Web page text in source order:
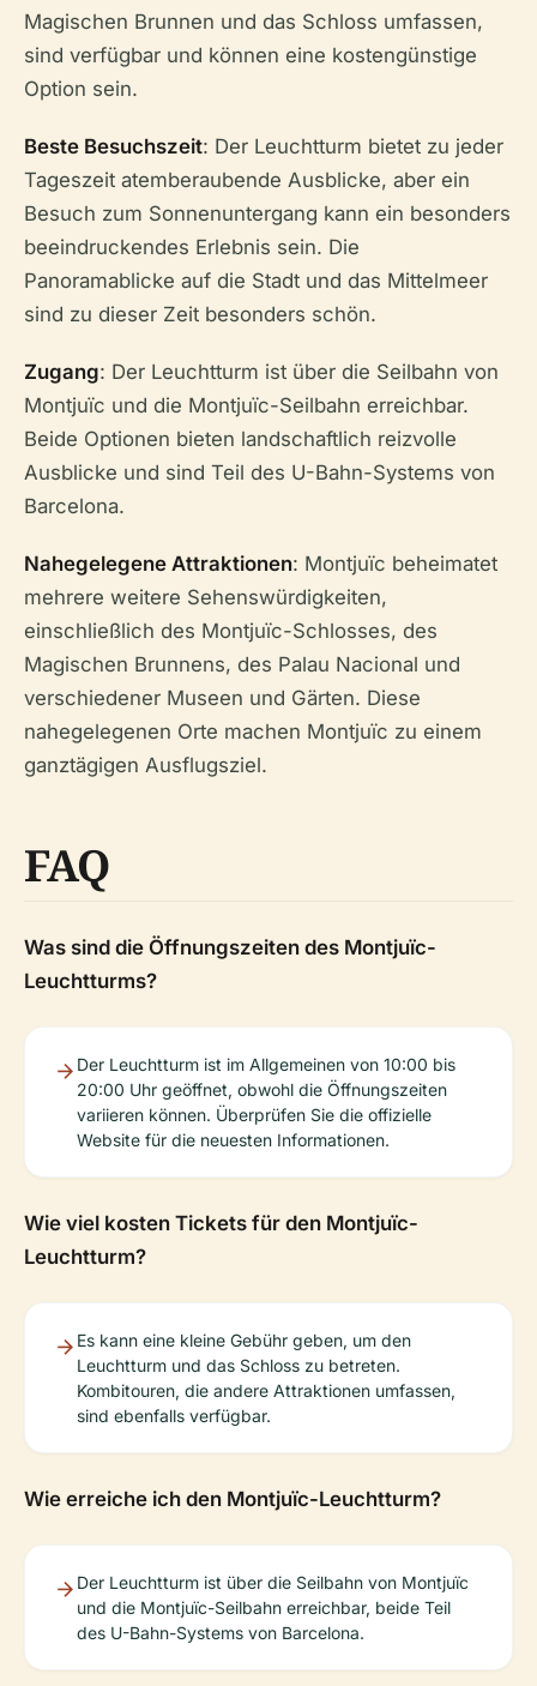
Magischen Brunnen und das Schloss umfassen,
sind verfügbar und können eine kostengünstige
Option sein.
Beste Besuchszeit: Der Leuchtturm bietet zu jeder
Tageszeit atemberaubende Ausblicke, aber ein
Besuch zum Sonnenuntergang kann ein besonders
beeindruckendes Erlebnis sein. Die
Panoramablicke auf die Stadt und das Mittelmeer
sind zu dieser Zeit besonders schön.
Zugang: Der Leuchtturm ist über die Seilbahn von
Montjuïc und die Montjuïc-Seilbahn erreichbar.
Beide Optionen bieten landschaftlich reizvolle
Ausblicke und sind Teil des U-Bahn-Systems von
Barcelona.
Nahegelegene Attraktionen: Montjuïc beheimatet
mehrere weitere Sehenswürdigkeiten,
einschließlich des Montjuïc-Schlosses, des
Magischen Brunnens, des Palau Nacional und
verschiedener Museen und Gärten. Diese
nahegelegenen Orte machen Montjuïc zu einem
ganztägigen Ausflugsziel.
FAQ
Was sind die Öffnungszeiten des Montjuïc-
Leuchtturms?
Der Leuchtturm ist im Allgemeinen von 10:00 bis
20:00 Uhr geöffnet, obwohl die Öffnungszeiten
variieren können. Überprüfen Sie die offizielle
Website für die neuesten Informationen.
Wie viel kosten Tickets für den Montjuïc-
Leuchtturm?
Es kann eine kleine Gebühr geben, um den
Leuchtturm und das Schloss zu betreten.
Kombitouren, die andere Attraktionen umfassen,
sind ebenfalls verfügbar.
Wie erreiche ich den Montjuïc-Leuchtturm?
Der Leuchtturm ist über die Seilbahn von Montjuïc
und die Montjuïc-Seilbahn erreichbar, beide Teil
des U-Bahn-Systems von Barcelona.